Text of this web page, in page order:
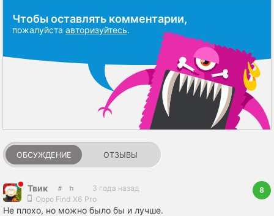
Чтобы оставлять комментарии,
пожалуйста авторизуйтесь.
ОБСУЖДЕНИЕ ОТЗЫВЫ
Твик
3 года назад
Oppo Find X6 Pro
8
Не плохо, но можно было бы и лучше.